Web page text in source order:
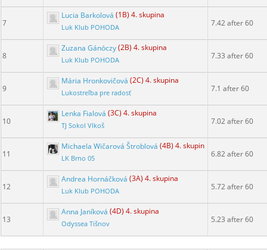
7
Lucia Barkolová (1B) 4. skupina
Luk Klub POHODA 7.42 after 60
8
Zuzana Gánóczy(2B) 4. skupina
Luk Klub POHODA 7.33 after 60
9
Mária Hronkovičová (2C) 4. skupina
Lukostreľba pre radosť 7.1 after 60
10
Lenka Fialová (3C) 4. skupina
TJ Sokol Vlkoš 7.02 after 60
11
Michaela Wičarová Štroblová (4B) 4. skupina
LK Brno 05 6.82 after 60
12
Andrea Hornáčková (3A) 4. skupina
Luk Klub POHODA 5.72 after 60
13
Anna Janíková (4D) 4. skupina
Odyssea Tišnov 5.23 after 60